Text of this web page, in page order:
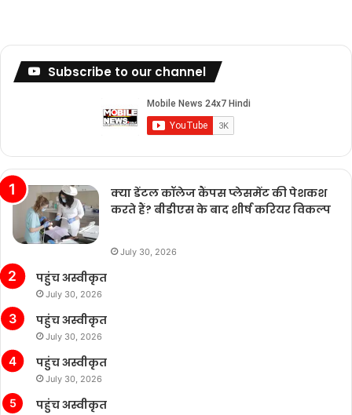
Subscribe to our channel
क्या डेंटल कॉलेज कैंपस प्लेसमेंट की पेशकश
करते हैं? बीडीएस के बाद शीर्ष करियर विकल्प
July 30, 2026
पहुंच अस्वीकृत
July 30, 2026
पहुंच अस्वीकृत
July 30, 2026
पहुंच अस्वीकृत
July 30, 2026
पहुंच अस्वीकृत